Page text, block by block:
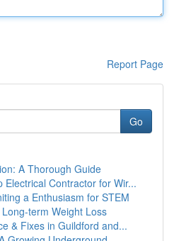
Report Page
Go
A Thorough Guide
Electrical Contractor for Wir...
a Enthusiasm for STEM
term Weight Loss
& Fixes in Guildford and...